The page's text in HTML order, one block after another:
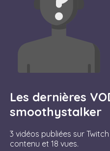
Les dernières
smoothystalker
3 vidéos publiées sur
contenu et 18 vues.